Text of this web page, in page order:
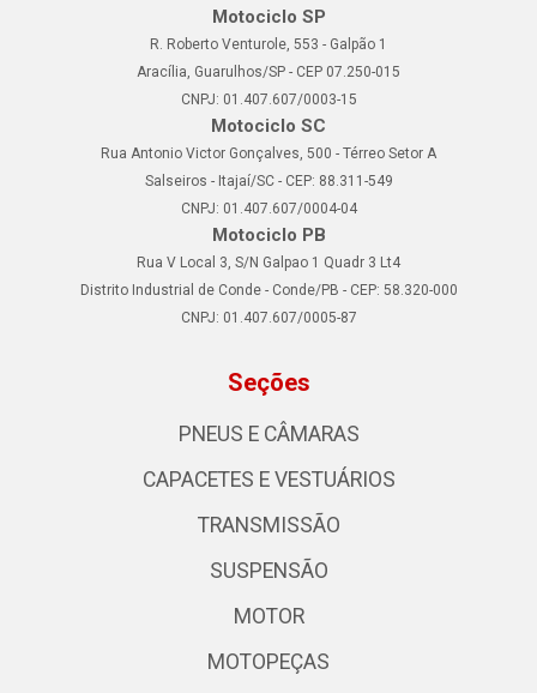
Motociclo SP
R. Roberto Venturole, 553 - Galpão 1
Aracília, Guarulhos/SP - CEP 07.250-015
CNPJ: 01.407.607/0003-15
Motociclo SC
Rua Antonio Victor Gonçalves, 500 - Térreo Setor A
Salseiros - Itajaí/SC - CEP: 88.311-549
CNPJ: 01.407.607/0004-04
Motociclo PB
Rua V Local 3, S/N Galpao 1 Quadr 3 Lt4
Distrito Industrial de Conde - Conde/PB - CEP: 58.320-000
CNPJ: 01.407.607/0005-87
Seções
PNEUS E CÂMARAS
CAPACETES E VESTUÁRIOS
TRANSMISSÃO
SUSPENSÃO
MOTOR
MOTOPEÇAS